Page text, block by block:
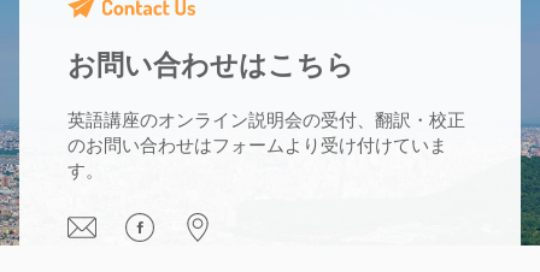
お問い合わせはこちら
英語講座のオンライン説明会の受付、翻訳・校正
のお問い合わせはフォームより受け付けていま
す。